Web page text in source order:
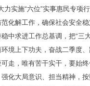
力实施“六位”实事惠民专
化解工作，确保社会安全
中求进工作总基调，把“
境上下功夫，奋战二季度
走，唯有苦干实干，要始
化大局意识、担当精神，